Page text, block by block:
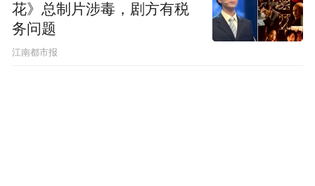
花》总制片涉毒，剧方有税
务问题
江南都市报